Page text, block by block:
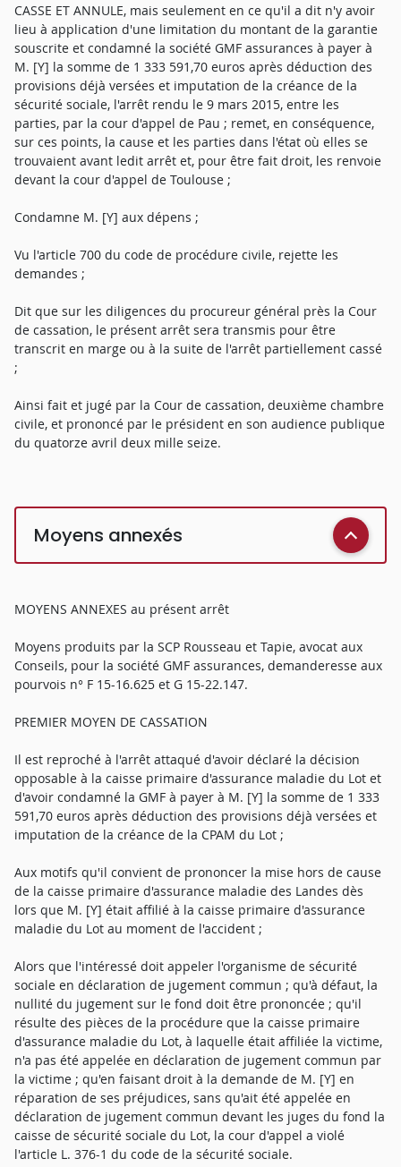
CASSE ET ANNULE, mais seulement en ce qu'il a dit n'y avoir
lieu à application d'une limitation du montant de la garantie
souscrite et condamné la société GMF assurances à payer à
M. [Y] la somme de 1 333 591,70 euros après déduction des
provisions déjà versées et imputation de la créance de la
sécurité sociale, l'arrêt rendu le 9 mars 2015, entre les
parties, par la cour d'appel de Pau ; remet, en conséquence,
sur ces points, la cause et les parties dans l'état où elles se
trouvaient avant ledit arrêt et, pour être fait droit, les renvoie
devant la cour d'appel de Toulouse ;
Condamne M. [Y] aux dépens ;
Vu l'article 700 du code de procédure civile, rejette les
demandes ;
Dit que sur les diligences du procureur général près la Cour
de cassation, le présent arrêt sera transmis pour être
transcrit en marge ou à la suite de l'arrêt partiellement cassé
;
Ainsi fait et jugé par la Cour de cassation, deuxième chambre
civile, et prononcé par le président en son audience publique
du quatorze avril deux mille seize.
Moyens annexés
MOYENS ANNEXES au présent arrêt
Moyens produits par la SCP Rousseau et Tapie, avocat aux
Conseils, pour la société GMF assurances, demanderesse aux
pourvois n° F 15-16.625 et G 15-22.147.
PREMIER MOYEN DE CASSATION
Il est reproché à l'arrêt attaqué d'avoir déclaré la décision
opposable à la caisse primaire d'assurance maladie du Lot et
d'avoir condamné la GMF à payer à M. [Y] la somme de 1 333
591,70 euros après déduction des provisions déjà versées et
imputation de la créance de la CPAM du Lot ;
Aux motifs qu'il convient de prononcer la mise hors de cause
de la caisse primaire d'assurance maladie des Landes dès
lors que M. [Y] était affilié à la caisse primaire d'assurance
maladie du Lot au moment de l'accident ;
Alors que l'intéressé doit appeler l'organisme de sécurité
sociale en déclaration de jugement commun ; qu'à défaut, la
nullité du jugement sur le fond doit être prononcée ; qu'il
résulte des pièces de la procédure que la caisse primaire
d'assurance maladie du Lot, à laquelle était affiliée la victime,
n'a pas été appelée en déclaration de jugement commun par
la victime ; qu'en faisant droit à la demande de M. [Y] en
réparation de ses préjudices, sans qu'ait été appelée en
déclaration de jugement commun devant les juges du fond la
caisse de sécurité sociale du Lot, la cour d'appel a violé
l'article L. 376-1 du code de la sécurité sociale.